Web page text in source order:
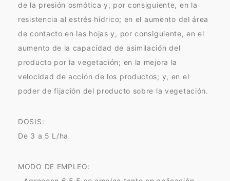
de la presión osmótica y, por consiguiente, en la
resistencia al estrés hídrico; en el aumento del área
de contacto en las hojas y, por consiguiente, en el
aumento de la capacidad de asimilación del
producto por la vegetación; en la mejora la
velocidad de acción de los productos; y, en el
poder de fijación del producto sobre la vegetación.
DOSIS:
De 3 a 5 L/ha
MODO DE EMPLEO: